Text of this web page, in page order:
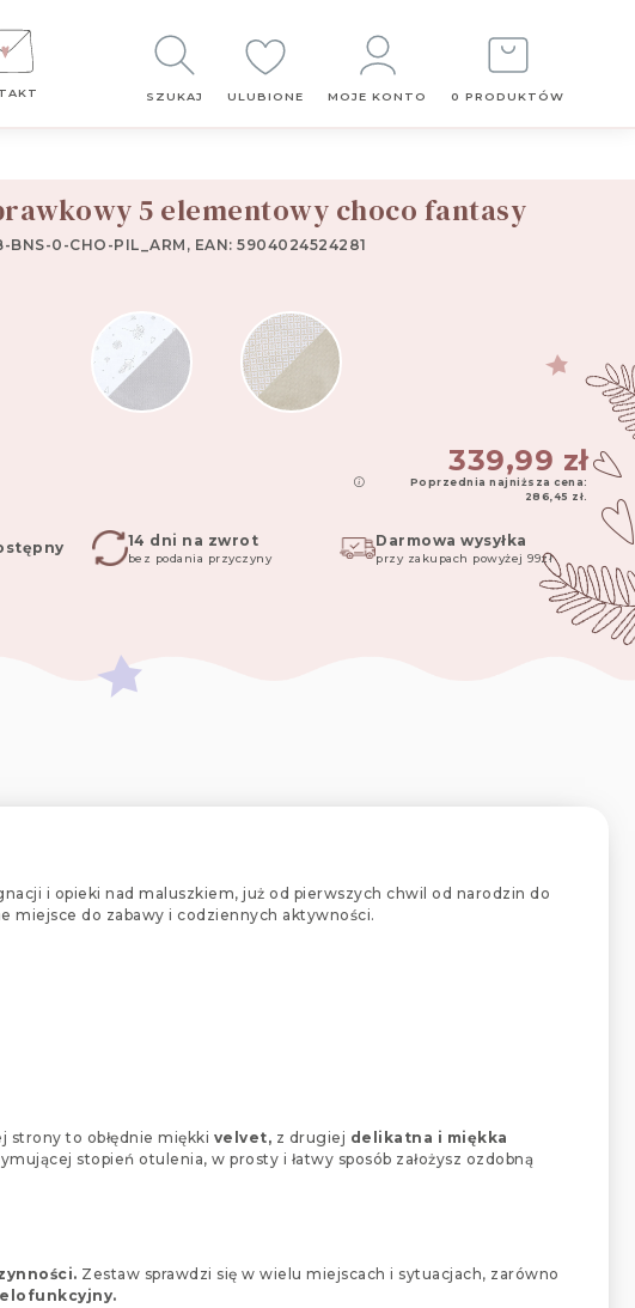
SZUKAJ ULUBIONE MOJE KONTO 0 PRODUKTÓW
5 elementowy choco fantasy
0-CHO-PIL_ARM, EAN: 5904024524281
339,99 zł
Poprzednia najniższa cena:
286,45 zł.
14 dni na zwrot
bez podania przyczyny
Darmowa wysyłka
przy zakupach powyżej 99zł
i opieki nad maluszkiem, już od pierwszych chwil od narodzin do
miejsce do zabawy i codziennych aktywności.
strony to obłędnie miękki velvet, z drugiej delikatna i miękka
stopień otulenia, w prosty i łatwy sposób założysz ozdobną
Zestaw sprawdzi się w wielu miejscach i sytuacjach, zarówno